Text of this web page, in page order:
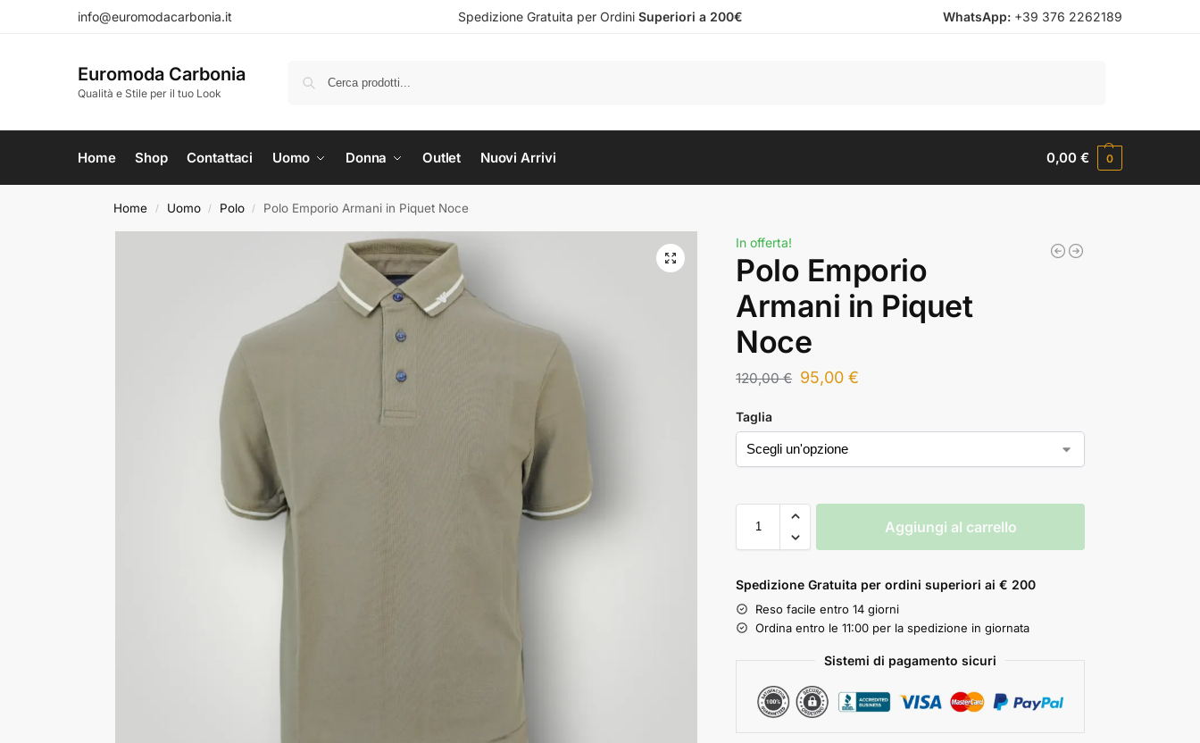
info@euromodacarbonia.it Spedizione Gratuita per Ordini Superiori a 200€ WhatsApp: +39 376 2262189
Euromoda Carbonia
Qualità e Stile per il tuo Look
Home Shop Contattaci Uomo Donna Outlet Nuovi Arrivi 0,00€ 0
Home / Uomo / Polo / Polo Emporio Armani in Piquet Noce
In offerta!
Polo Emporio
Armani in Piquet
Noce
120,00€ 95,00€
Taglia
Aggiungi al carrello
Spedizione Gratuita per ordini superiori ai € 200
Reso facile entro 14 giorni
Ordina entro le 11:00 per la spedizione in giornata
Sistemi di pagamento sicuri